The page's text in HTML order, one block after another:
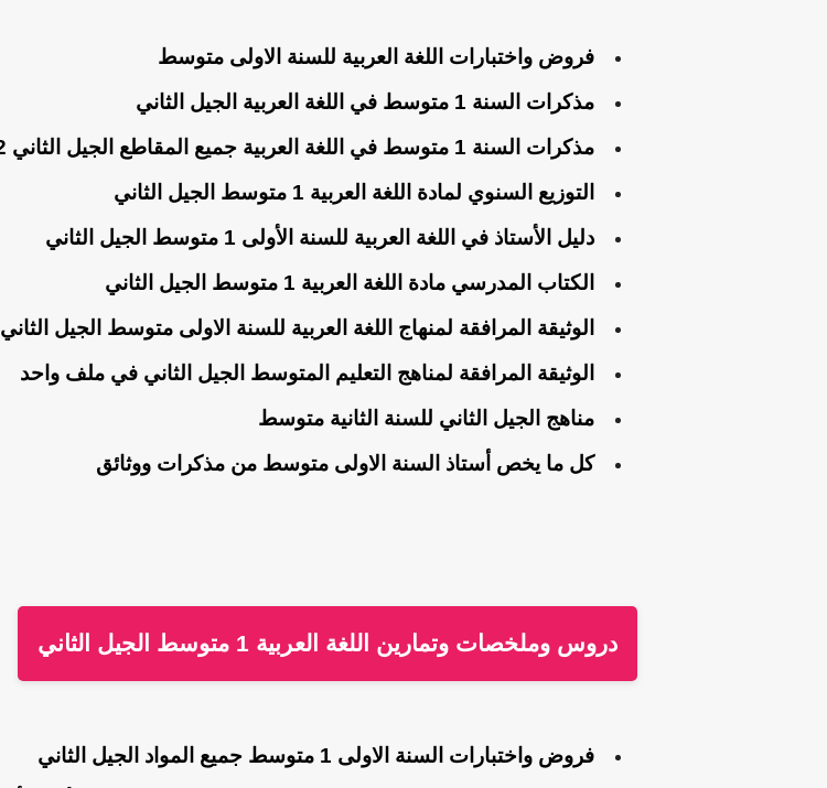
فروض واختبارات اللغة العربية للسنة الاولى متوسط
مذكرات السنة 1 متوسط في اللغة العربية الجيل الثاني
مذكرات السنة 1 متوسط في اللغة العربية جميع المقاطع الجيل الثاني 2
التوزيع السنوي لمادة اللغة العربية 1 متوسط الجيل الثاني
دليل الأستاذ في اللغة العربية للسنة الأولى 1 متوسط الجيل الثاني
الكتاب المدرسي مادة اللغة العربية 1 متوسط الجيل الثاني
الوثيقة المرافقة لمنهاج اللغة العربية للسنة الاولى متوسط الجيل الثاني
الوثيقة المرافقة لمناهج التعليم المتوسط الجيل الثاني في ملف واحد
مناهج الجيل الثاني للسنة الثانية متوسط
كل ما يخص أستاذ السنة الاولى متوسط من مذكرات ووثائق
دروس وملخصات وتمارين اللغة العربية 1 متوسط الجيل الثاني
فروض واختبارات السنة الاولى 1 متوسط جميع المواد الجيل الثاني